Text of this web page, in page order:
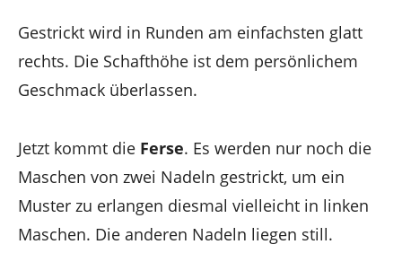
Gestrickt wird in Runden am einfachsten glatt
rechts. Die Schafthöhe ist dem persönlichem
Geschmack überlassen.
Jetzt kommt die Ferse. Es werden nur noch die
Maschen von zwei Nadeln gestrickt, um ein
Muster zu erlangen diesmal vielleicht in linken
Maschen. Die anderen Nadeln liegen still.